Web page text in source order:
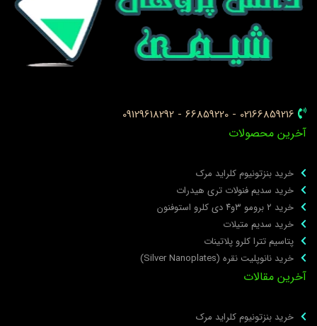
02166859216 - 66859220 - 09129618292
محصولات
خرید بنزتونیوم کلراید مرک
خرید سدیم فنولات تری هیدرات
خرید ۲ برومو ۳و۴ دی‌ کلرو استوفنون
خرید سدیم متیلات
پتاسیم تترا کلرو پلاتینات
خرید نانوپلیت نقره (Silver Nanoplates)
مقالات
خرید بنزتونیوم کلراید مرک